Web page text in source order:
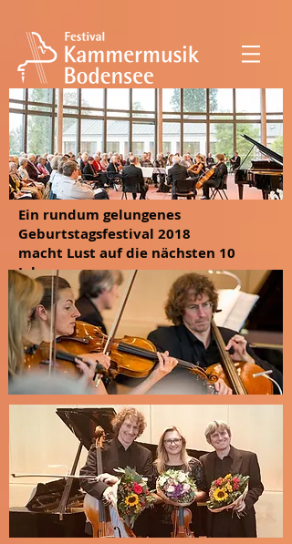
Ein rundum gelungenes
Geburtstagsfestival 2018
macht Lust auf die nächsten 10
Jahre